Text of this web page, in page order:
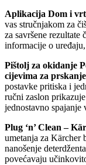
Aplikacija Dom i vrt
vas stručnjakom za
za savršene rezultate
informacije o
Pištolj za okidanje
cijevima za prskanje
postavke pritiska i
ručni zaslon
jednostavno
Plug ‘n’ Clean –
umetanja za Kärcher
nanošenje
povećavaju